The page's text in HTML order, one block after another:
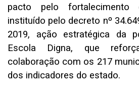
pacto pelo fortalecimento
instituído pelo decreto nº
2019, ação estratégica da
Escola Digna, que
colaboração com os 217
dos indicadores do estado.